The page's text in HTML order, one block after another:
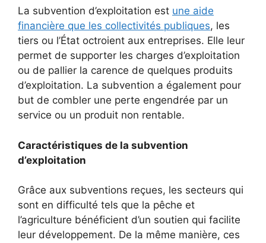
La subvention d’exploitation est une aide
financière que les collectivités publiques, les
tiers ou l’État octroient aux entreprises. Elle leur
permet de supporter les charges d’exploitation
ou de pallier la carence de quelques produits
d’exploitation. La subvention a également pour
but de combler une perte engendrée par un
service ou un produit non rentable.
Caractéristiques de la subvention
d’exploitation
Grâce aux subventions reçues, les secteurs qui
sont en difficulté tels que la pêche et
l’agriculture bénéficient d’un soutien qui facilite
leur développement. De la même manière, ces